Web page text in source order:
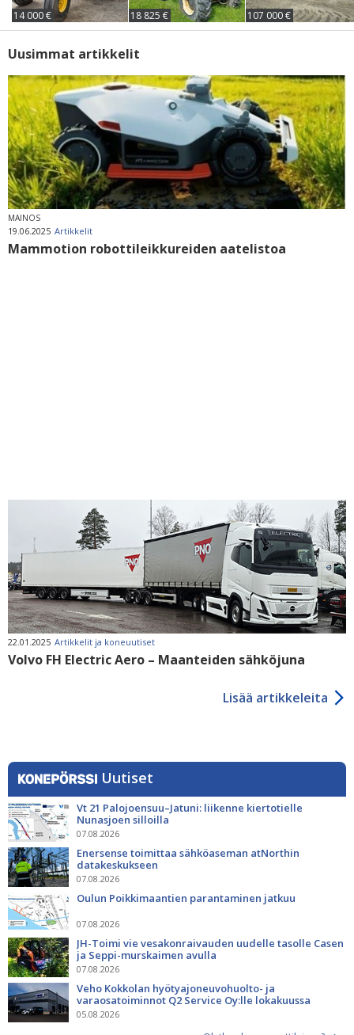
14 000 € 18 825 € 107 000 €
Uusimmat artikkelit
MAINOS
19.06.2025 Artikkelit
Mammotion robottileikkureiden aatelistoa
22.01.2025 Artikkelit ja koneuutiset
Volvo FH Electric Aero – Maanteiden sähköjuna
Lisää artikkeleita
Uutiset
Vt 21 Palojoensuu–Jatuni: liikenne kiertotielle
Nunasjoen silloilla
07.08.2026
Enersense toimittaa sähköaseman atNorthin
datakeskukseen
07.08.2026
Oulun Poikkimaantien parantaminen jatkuu
07.08.2026
JH-Toimi vie vesakonraivauden uudelle tasolle Casen
ja Seppi-murskaimen avulla
07.08.2026
Veho Kokkolan hyötyajoneuvohuolto- ja
varaosatoiminnot Q2 Service Oy:lle lokakuussa
05.08.2026